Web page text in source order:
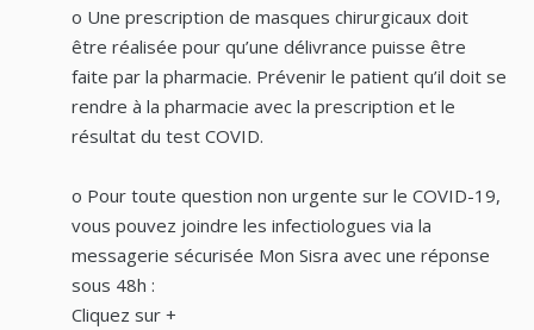
o Une prescription de masques chirurgicaux doit
être réalisée pour qu’une délivrance puisse être
faite par la pharmacie. Prévenir le patient qu’il doit se
rendre à la pharmacie avec la prescription et le
résultat du test COVID.
o Pour toute question non urgente sur le COVID-19,
vous pouvez joindre les infectiologues via la
messagerie sécurisée Mon Sisra avec une réponse
sous 48h :
Cliquez sur +